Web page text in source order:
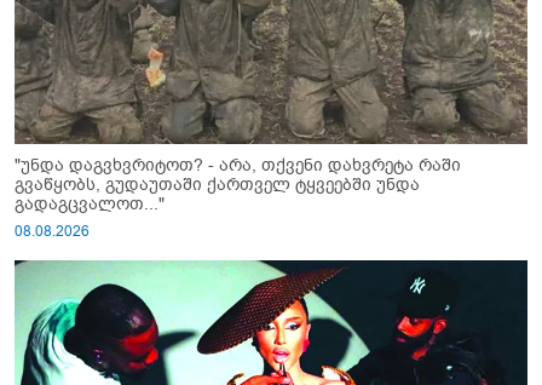
"უნდა დაგვხვრიტოთ? - არა, თქვენი დახვრეტა რაში
გვაწყობს, გუდაუთაში ქართველ ტყვეებში უნდა
გადაგცვალოთ..."
08.08.2026